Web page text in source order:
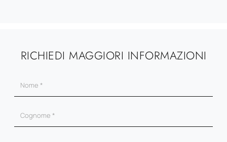
RICHIEDI MAGGIORI INFORMAZIONI